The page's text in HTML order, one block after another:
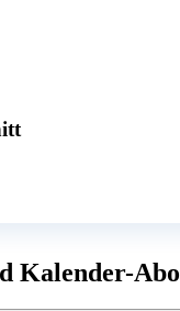
Kalender-Abo